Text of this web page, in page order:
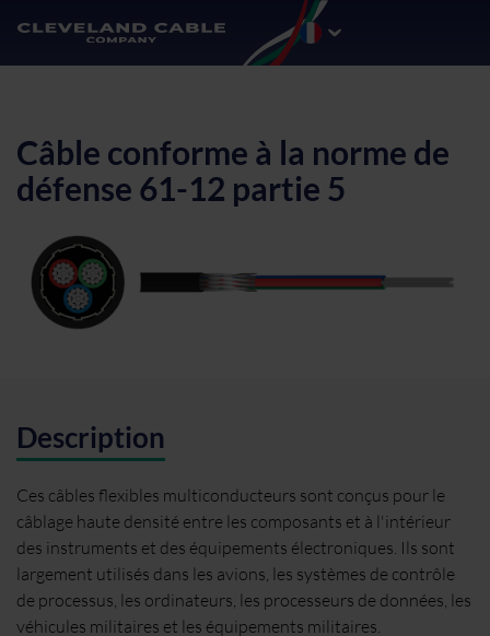
Câble conforme à la norme de
défense 61-12 partie 5
Description
Ces câbles flexibles multiconducteurs sont conçus pour le
câblage haute densité entre les composants et à l'intérieur
des instruments et des équipements électroniques. Ils sont
largement utilisés dans les avions, les systèmes de contrôle
de processus, les ordinateurs, les processeurs de données, les
véhicules militaires et les équipements militaires.